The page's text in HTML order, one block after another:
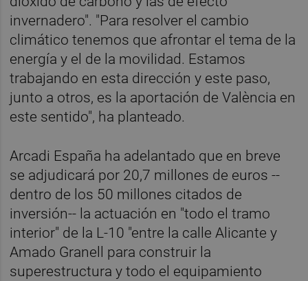
invernadero". "Para resolver el cambio
climático tenemos que afrontar el tema de la
energía y el de la movilidad. Estamos
trabajando en esta dirección y este paso,
junto a otros, es la aportación de València en
este sentido", ha planteado.
Arcadi España ha adelantado que en breve
se adjudicará por 20,7 millones de euros --
dentro de los 50 millones citados de
inversión-- la actuación en "todo el tramo
interior" de la L-10 "entre la calle Alicante y
Amado Granell para construir la
superestructura y todo el equipamiento